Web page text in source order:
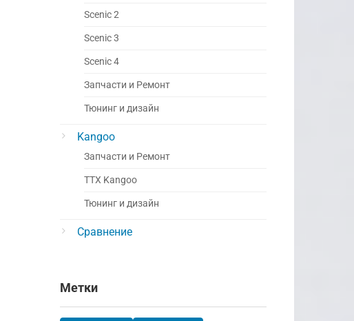
Scenic 2
Scenic 3
Scenic 4
Запчасти и Ремонт
Тюнинг и дизайн
Kangoo
Запчасти и Ремонт
ТТХ Kangoo
Тюнинг и дизайн
Сравнение
Метки